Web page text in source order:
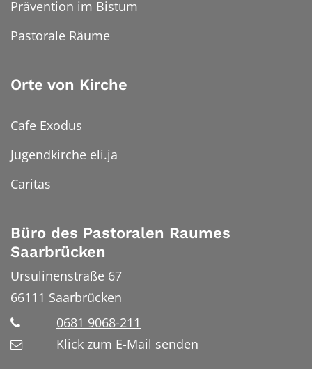
Prävention im Bistum
Pastorale Räume
Orte von Kirche
Cafe Exodus
Jugendkirche eli.ja
Caritas
Büro des Pastoralen Raumes
Saarbrücken
Ursulinenstraße 67
66111 Saarbrücken
0681 9068-211
Klick zum E-Mail senden